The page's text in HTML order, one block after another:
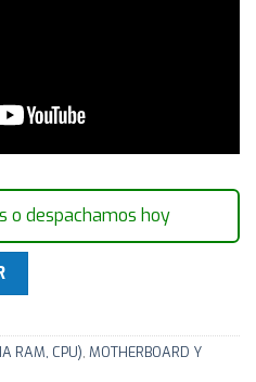
o despachamos hoy
A ELITE AX DDR4 S1700
RAM, CPU), MOTHERBOARD Y